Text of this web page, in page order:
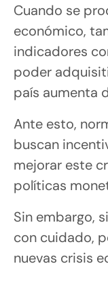
Cuando se
económico,
indicadores
poder
país aumenta
Ante esto,
buscan
mejorar este
políticas
Sin embargo,
con cuidado,
nuevas crisis